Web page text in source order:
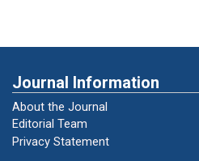
Rochman, K. L. (2009).
Menurut Ibn Taimiyah
Bimbingan Konseling
Journal Information
About the Journal
Editorial Team
Privacy Statement